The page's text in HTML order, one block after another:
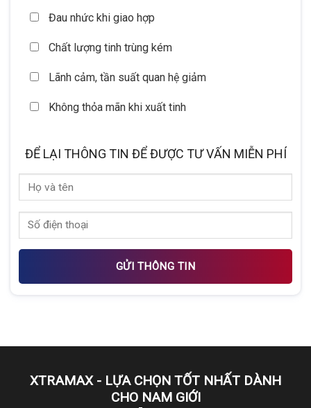
Đau nhức khi giao hợp
Chất lượng tinh trùng kém
Lãnh cảm, tần suất quan hệ giảm
Không thỏa mãn khi xuất tinh
ĐỂ LẠI THÔNG TIN ĐỂ ĐƯỢC TƯ VẤN MIỄN PHÍ
XTRAMAX - LỰA CHỌN TỐT NHẤT DÀNH
CHO NAM GIỚI